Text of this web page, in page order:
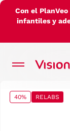
Con el
infantiles y
40% RELABS